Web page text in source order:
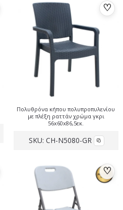
♡
SKU: CH-N5080-GR
Πολυθρόνα κήπου πολυπροπυλενίου
με πλέξη ραττάν χρώμα γκρι
56x60x86,5εκ.
♡